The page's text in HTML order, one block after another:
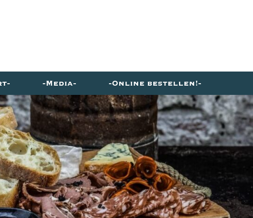
Media Online bestellen!